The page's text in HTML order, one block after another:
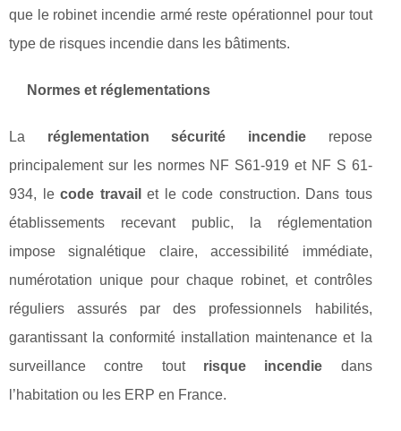
que le robinet incendie armé reste opérationnel pour tout
type de risques incendie dans les bâtiments.
Normes et réglementations
La réglementation sécurité incendierepose
principalement sur les normes NF S61-919 et NF S 61-
934, lecode travail et le code construction. Dans tous
établissements recevant public, la réglementation
impose signalétique claire, accessibilité immédiate,
numérotation unique pour chaque robinet, et contrôles
réguliers assurés par des professionnels habilités,
garantissant la conformité installation maintenance et la
surveillance contre tout risque incendie dans
l’habitation ou les ERP en France.